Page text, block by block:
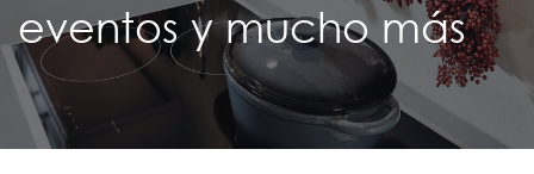
eventos y mucho más